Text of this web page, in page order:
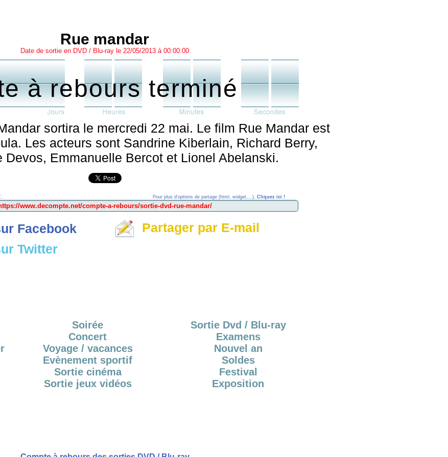
Rue mandar
Date de sortie en DVD / Blu-ray le 22/05/2013 à 00:00:00
à rebours terminé
sortira le mercredi 22 mai. Le film Rue Mandar est
Les acteurs sont Sandrine Kiberlain, Richard Berry,
Devos, Emmanuelle Bercot et Lionel Abelanski.
Pour plus d'options de partage (html, widget,...), Cliquez ici !
Facebook
Twitter
Partager par E-mail
Soirée
Concert
Voyage / vacances
Evènement sportif
Sortie cinéma
Sortie jeux vidéos
Sortie Dvd / Blu-ray
Examens
Nouvel an
Soldes
Festival
Exposition